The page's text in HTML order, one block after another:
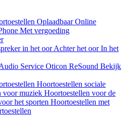
OplaadbaarOnline
Met vergoeding
in het oorAchter het oorIn het
Service Oticon ReSound Bekijk
Hoortoestellen sociale
voor muziek Hoortoestellen voor de
het sporten Hoortoestellen met